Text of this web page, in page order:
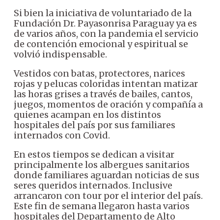
Si bien la iniciativa de voluntariado de la
Fundación Dr. Payasonrisa Paraguay ya es
de varios años, con la pandemia el servicio
de contención emocional y espiritual se
volvió indispensable.
Vestidos con batas, protectores, narices
rojas y pelucas coloridas intentan matizar
las horas grises a través de bailes, cantos,
juegos, momentos de oración y compañía a
quienes acampan en los distintos
hospitales del país por sus familiares
internados con Covid.
En estos tiempos se dedican a visitar
principalmente los albergues sanitarios
donde familiares aguardan noticias de sus
seres queridos internados. Inclusive
arrancaron con tour por el interior del país.
Este fin de semana llegaron hasta varios
hospitales del Departamento de Alto